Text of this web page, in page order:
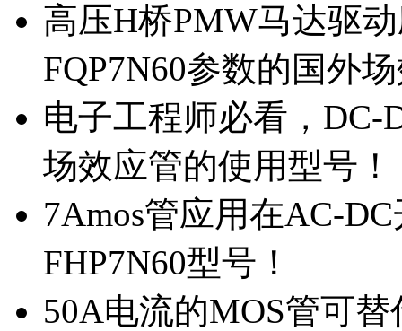
高压H桥PMW马达驱
FQP7N60参数的国外
电子工程师必看，DC-
场效应管的使用型号！
7Amos管应用在AC-
FHP7N60型号！
50A电流的MOS管可